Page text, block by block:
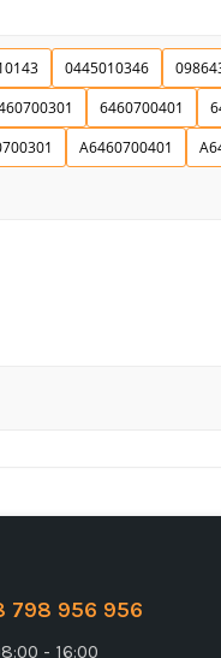
0445010346
6460700401
A6460700401
798 956 956
- 16:00